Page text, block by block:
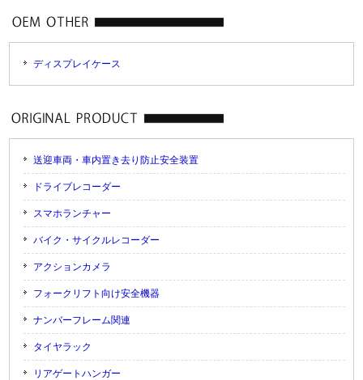
ディスプレイケース
送迎車両・車内置き去り防止安全装置
ドライブレコーダー
スマホランチャー
バイク・サイクルレコーダー
アクションカメラ
フォークリフト向け安全機器
ナンバーフレーム関連
タイヤラック
リアゲートハンガー